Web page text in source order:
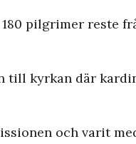
180 pilgrimer reste
till kyrkan där
och varit